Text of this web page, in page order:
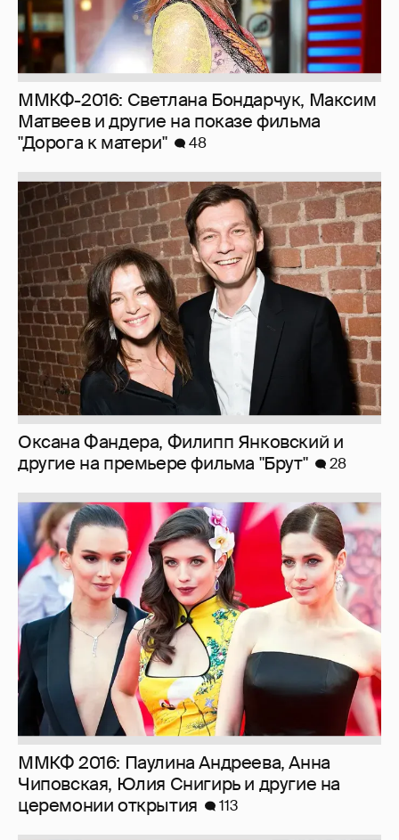
ММКФ-2016: Светлана Бондарчук, Максим
Матвеев и другие на показе фильма
"Дорога к матери"
48
Оксана Фандера, Филипп Янковский и
другие на премьере фильма "Брут"
28
ММКФ 2016: Паулина Андреева, Анна
Чиповская, Юлия Снигирь и другие на
церемонии открытия
113